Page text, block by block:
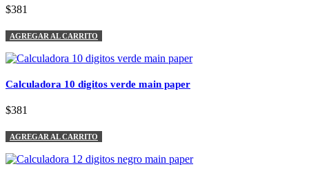
$381
AGREGAR AL CARRITO
Calculadora 10 digitos verde main paper
$381
AGREGAR AL CARRITO